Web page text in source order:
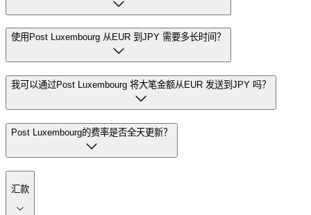
使用Post Luxembourg 从EUR 到JPY 需要多长时间？
我可以通过Post Luxembourg 将大笔金额从EUR 发送到JPY 吗？
Post Luxembourg的费率是否全天更新？
汇款